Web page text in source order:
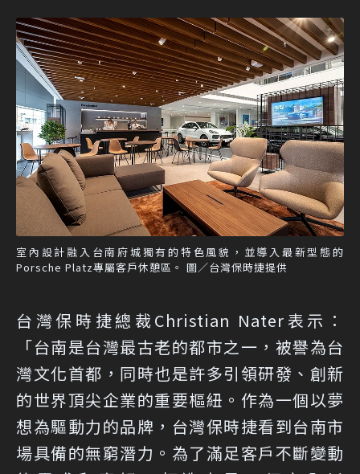
室內設計融入台南府城獨有的特色風貌，並導入最新型態的
Porsche Platz專屬客戶休憩區。 圖／台灣保時捷提供
台灣保時捷總裁Christian Nater表示：
「台南是台灣最古老的都市之一，被譽為台
灣文化首都，同時也是許多引領研發、創新
的世界頂尖企業的重要樞紐。作為一個以夢
想為驅動力的品牌，台灣保時捷看到台南市
場具備的無窮潛力。為了滿足客戶不斷變動